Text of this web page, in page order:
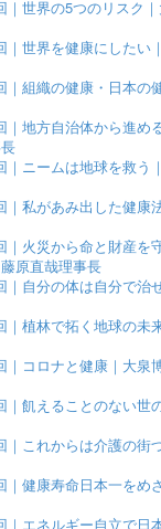
｜世界の5つのリスク
｜世界を健康にしたい
｜組織の健康・日本の
｜地方自治体から進め
｜ニームは地球を救う
私があみ出した健康
｜火災から命と財産を
原直哉理事長
｜自分の体は自分で治
植林で拓く地球の未
｜コロナと健康｜大泉
｜飢えることのない世
｜これからは介護の街
｜健康寿命日本一をめ
｜エネルギー自立で日